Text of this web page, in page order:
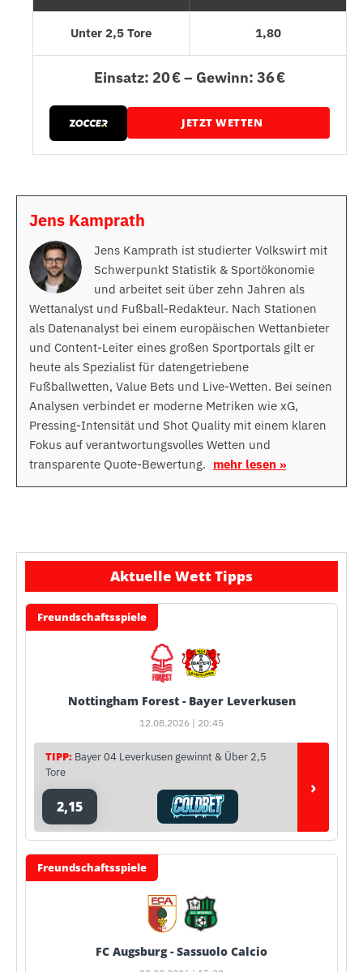
Unter 2,5 Tore 1,80
Einsatz: 20 € – Gewinn: 36 €
JETZT WETTEN
Jens Kamprath
Jens Kamprath ist studierter Volkswirt mit
Schwerpunkt Statistik & Sportökonomie
und arbeitet seit über zehn Jahren als
Wettanalyst und Fußball-Redakteur. Nach Stationen
als Datenanalyst bei einem europäischen Wettanbieter
und Content-Leiter eines großen Sportportals gilt er
heute als Spezialist für datengetriebene
Fußballwetten, Value Bets und Live-Wetten. Bei seinen
Analysen verbindet er moderne Metriken wie xG,
Pressing-Intensität und Shot Quality mit einem klaren
Fokus auf verantwortungsvolles Wetten und
transparente Quote-Bewertung. mehr lesen »
Aktuelle Wett Tipps
Freundschaftsspiele
Nottingham Forest - Bayer Leverkusen
12.08.2026 | 20:45
TIPP: Bayer 04 Leverkusen gewinnt & Über 2,5
Tore
2,15
›
Freundschaftsspiele
FC Augsburg - Sassuolo Calcio